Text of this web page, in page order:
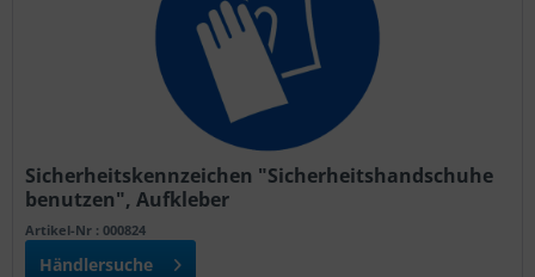
Sicherheitskennzeichen "Sicherheitshandschuhe
benutzen", Aufkleber
Artikel-Nr : 000824
Händlersuche